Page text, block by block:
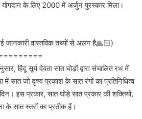
के लिए 2000 में अर्जुन पुरस्कार मिला।
जानकारी वास्तविक तथ्यों से अलग है🙏🏻)
हिंदू सूर्य देवता सात घोड़ों द्वारा संचालित रथ में
में सात जो दृश्य प्रकाश के सात रंगों का प्रतिनिधित्व
इस प्रकार, सात घोड़े सात प्रकार की शक्तियों,
के सात स्तरों का प्रतीक हैं।